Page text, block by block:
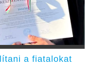
a fiatalokat